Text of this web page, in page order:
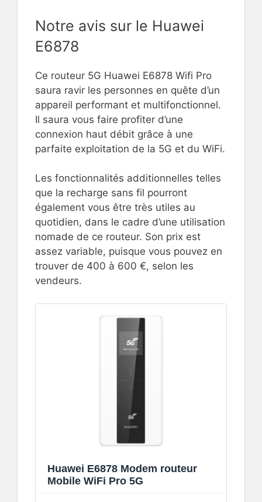
Notre avis sur le Huawei
E6878
Ce routeur 5G Huawei E6878 Wifi Pro
saura ravir les personnes en quête d’un
appareil performant et multifonctionnel.
Il saura vous faire profiter d’une
connexion haut débit grâce à une
parfaite exploitation de la 5G et du WiFi.
Les fonctionnalités additionnelles telles
que la recharge sans fil pourront
également vous être très utiles au
quotidien, dans le cadre d’une utilisation
nomade de ce routeur. Son prix est
assez variable, puisque vous pouvez en
trouver de 400 à 600 €, selon les
vendeurs.
Huawei E6878 Modem routeur
Mobile WiFi Pro 5G